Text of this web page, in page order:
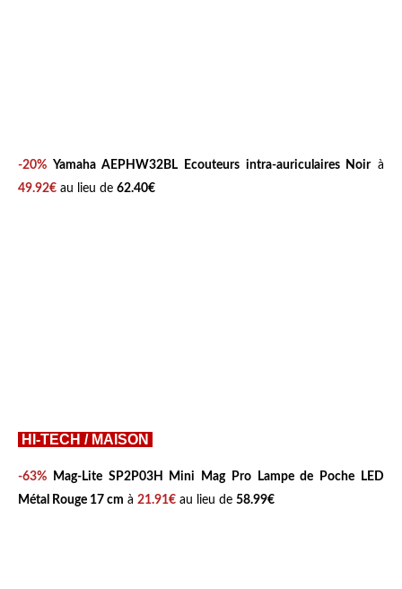
-20% Yamaha AEPHW32BL Ecouteurs intra-auriculaires Noirà
49.92€ au lieu de 62.40€
HI-TECH / MAISON
-63%
Mag-Lite SP2P03H Mini Mag Pro Lampe de Poche LED
Métal Rouge 17 cm à 21.91€ au lieu de 58.99€